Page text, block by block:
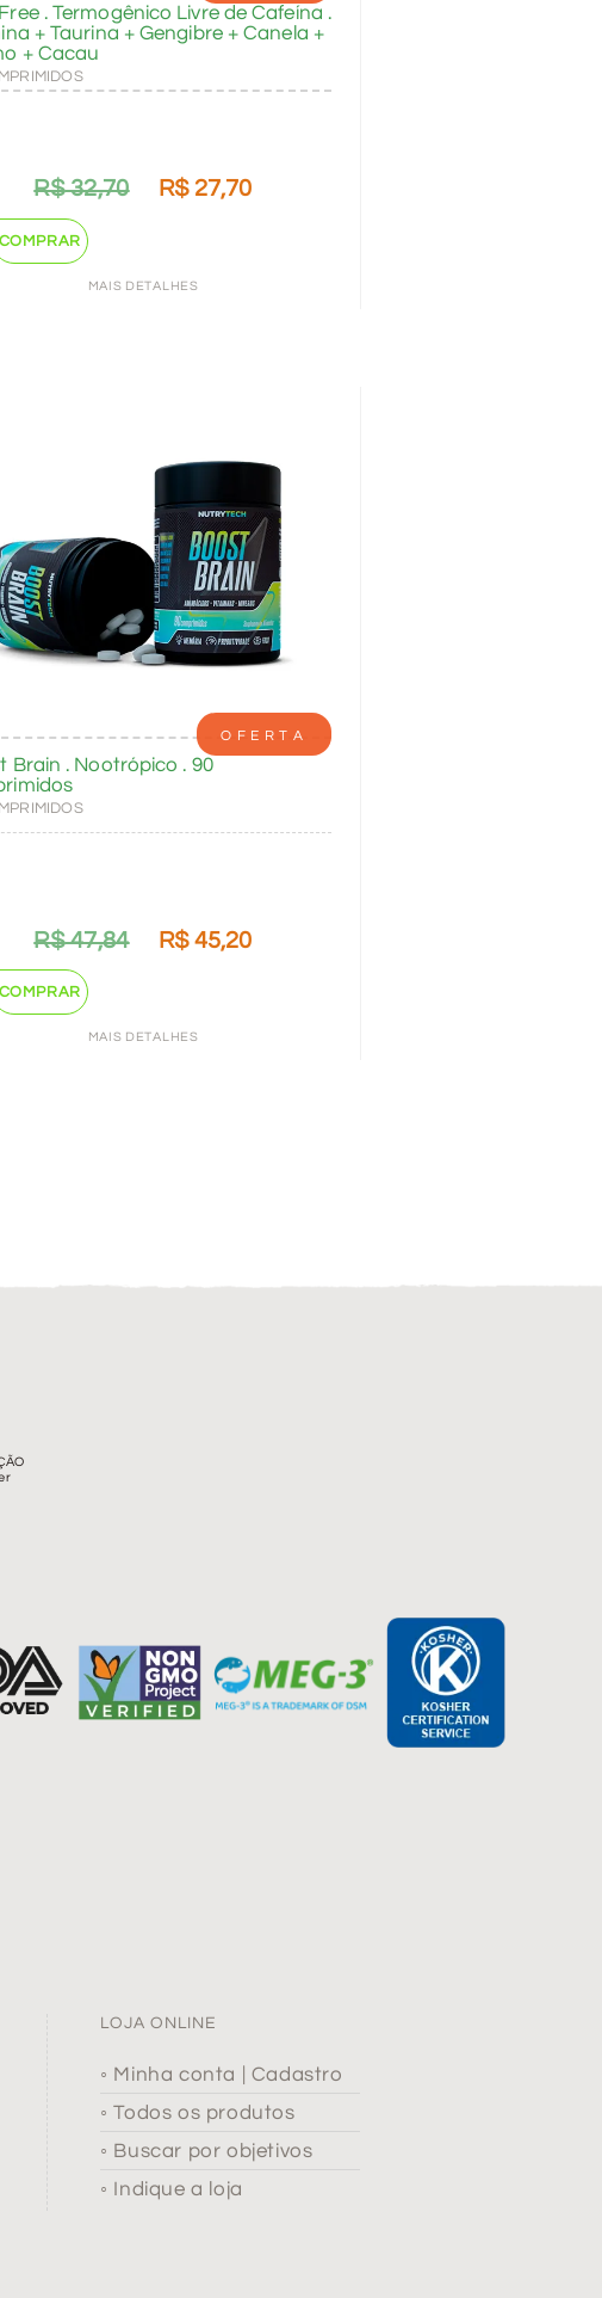
. Termogênico Livre de Cafeína .
+ Taurina + Gengibre + Canela +
+ Cacau
R$32,70 R$ 27,70
COMPRAR
MAIS DETALHES
OFERTA
Brain . Nootrópico . 90
R$47,84 R$ 45,20
COMPRAR
MAIS DETALHES
LOJA ONLINE
◦ Minha conta | Cadastro
◦ Todos os produtos
◦ Buscar por objetivos
◦ Indique a loja